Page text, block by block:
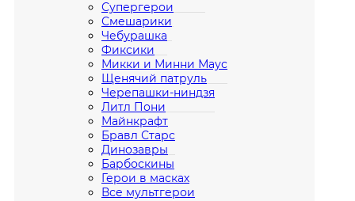
Супергерои
Смешарики
Чебурашка
Фиксики
Микки и Минни Маус
Щенячий патруль
Черепашки-ниндзя
Литл Пони
Майнкрафт
Бравл Старс
Динозавры
Барбоскины
Герои в масках
Все мультгерои